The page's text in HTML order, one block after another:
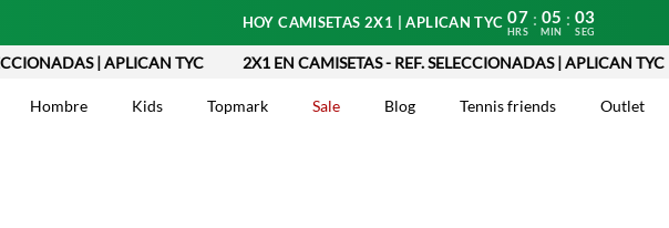
HOY CAMISETAS 2X1 | APLICAN TYC 07
HRS
: 05
MIN
: 01
SEG
| APLICAN TYC 2X1 EN CAMISETAS - REF. SELECCIONADAS | APLICAN TYC
Hombre Kids Topmark Sale Blog Tennis friends Outlet